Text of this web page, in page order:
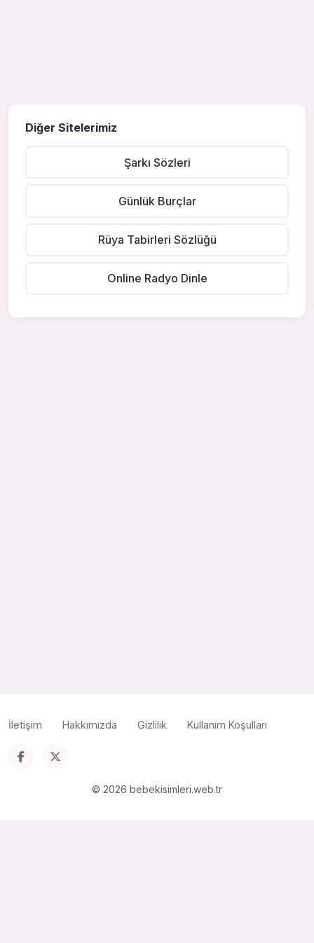
Diğer Sitelerimiz
Şarkı Sözleri
Günlük Burçlar
Rüya Tabirleri Sözlüğü
Online Radyo Dinle
İletişim Hakkımızda Gizlilik Kullanım Koşulları
© 2026 bebekisimleri.web.tr